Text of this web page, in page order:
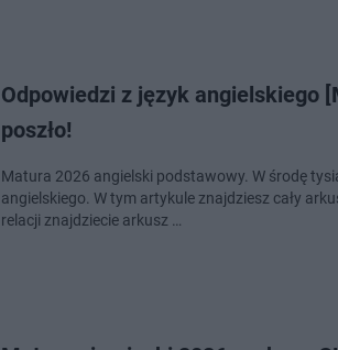
Odpowiedzi z język angielskiego
poszło!
Matura 2026 angielski podstawowy. W środę
angielskiego. W tym artykule znajdziesz cały
relacji znajdziecie arkusz …